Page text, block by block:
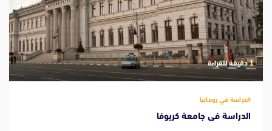
‫1 دقيقة للقراءة
الدراسة في رومانيا
الدراسة فى جامعة كريوفا